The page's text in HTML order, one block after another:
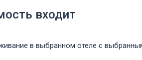
входит
в выбранном отеле с